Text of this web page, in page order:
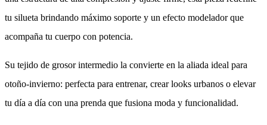
tu silueta brindando máximo soporte y un efecto modelador que
acompaña tu cuerpo con potencia.
Su tejido de grosor intermedio la convierte en la aliada ideal para
otoño-invierno: perfecta para entrenar, crear looks urbanos o elevar
tu día a día con una prenda que fusiona moda y funcionalidad.